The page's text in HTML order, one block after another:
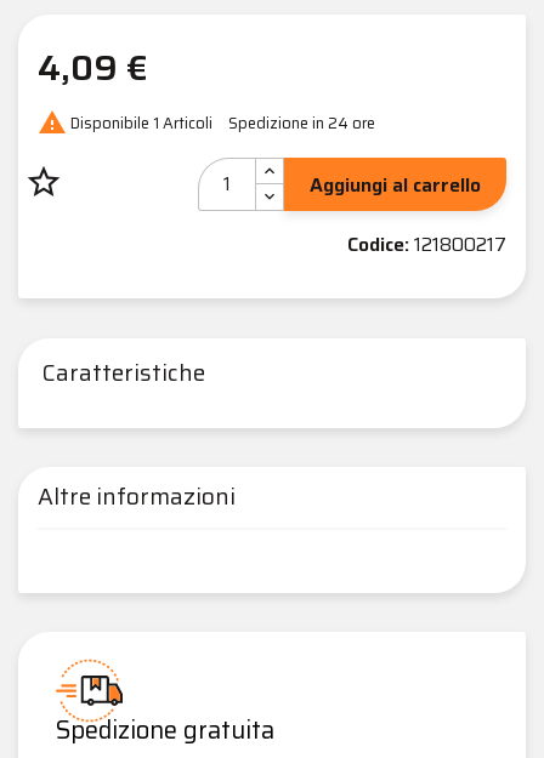
4,09 €
 Disponibile 1 Articoli Spedizione in 24 ore
star_border
Aggiungi al carrello
Codice:121800217
Caratteristiche
Altre informazioni
Spedizione gratuita